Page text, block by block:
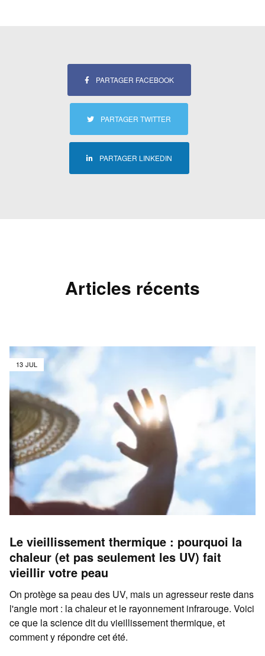
PARTAGER FACEBOOK
PARTAGER TWITTER
PARTAGER LINKEDIN
Articles récents
13 JUL
Le vieillissement thermique : pourquoi la
chaleur (et pas seulement les UV) fait
vieillir votre peau
On protège sa peau des UV, mais un agresseur reste dans
l'angle mort : la chaleur et le rayonnement infrarouge. Voici
ce que la science dit du vieillissement thermique, et
comment y répondre cet été.